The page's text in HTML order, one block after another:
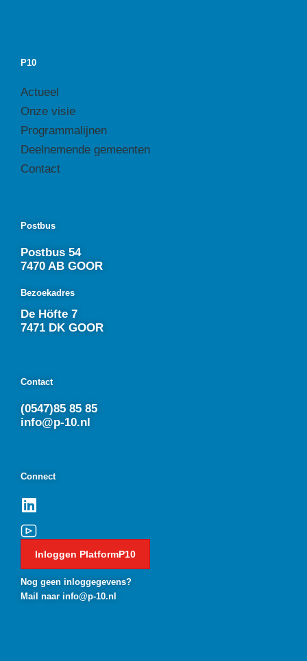
P10
Actueel
Onze visie
Programmalijnen
Deelnemende gemeenten
Contact
Postbus
Postbus 54
7470 AB GOOR
Bezoekadres
De Höfte 7
7471 DK GOOR
Contact
(0547)85 85 85
info@p-10.nl
Connect
Inloggen PlatformP10
Nog geen inloggegevens?
Mail naar info@p-10.nl